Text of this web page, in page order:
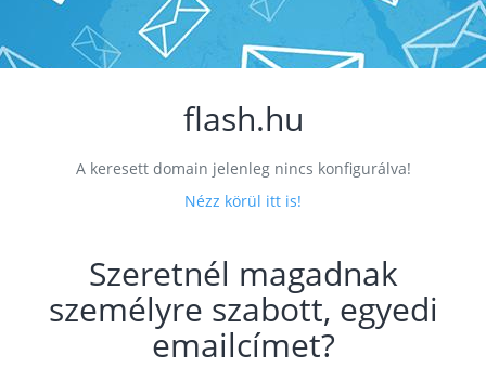
flash.hu
A keresett domain jelenleg nincs konfigurálva!
Nézz körül itt is!
Szeretnél magadnak
személyre szabott, egyedi
emailcímet?